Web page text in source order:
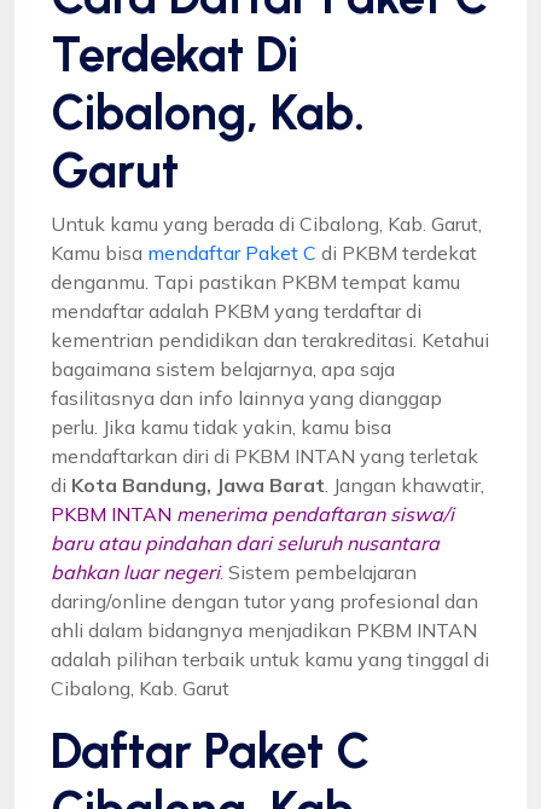
Terdekat Di
Cibalong, Kab.
Garut
Untuk kamu yang berada di Cibalong, Kab. Garut,
Kamu bisa mendaftar Paket C di PKBM terdekat
denganmu. Tapi pastikan PKBM tempat kamu
mendaftar adalah PKBM yang terdaftar di
kementrian pendidikan dan terakreditasi. Ketahui
bagaimana sistem belajarnya, apa saja
fasilitasnya dan info lainnya yang dianggap
perlu. Jika kamu tidak yakin, kamu bisa
mendaftarkan diri di PKBM INTAN yang terletak
di Kota Bandung, Jawa Barat . Jangan khawatir,
PKBM INTAN menerima pendaftaran siswa/i
baru atau pindahan dari seluruh nusantara
bahkan luar negeri. Sistem pembelajaran
daring/online dengan tutor yang profesional dan
ahli dalam bidangnya menjadikan PKBM INTAN
adalah pilihan terbaik untuk kamu yang tinggal di
Cibalong, Kab. Garut
Daftar Paket C